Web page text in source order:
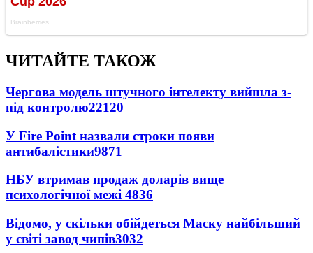
ЧИТАЙТЕ ТАКОЖ
Чергова модель штучного інтелекту вийшла з-
під контролю22120
У Fire Point назвали строки появи
антибалістики9871
НБУ втримав продаж доларів вище
психологічної межі 4836
Відомо, у скільки обійдеться Маску найбільший
у світі завод чипів3032